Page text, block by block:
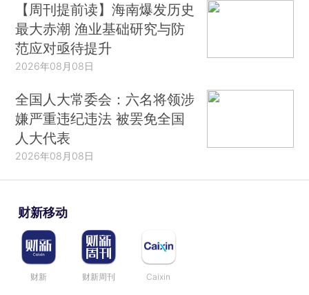
【周刊提前读】海南爆发历史
最大赤潮 渔业基础研究与防
范应对亟待提升
2026年08月08日
全国人大常委会：六名将领涉
嫌严重违纪违法 被罢免全国
人大代表
2026年08月08日
财新移动
财新 财新周刊 Caixin